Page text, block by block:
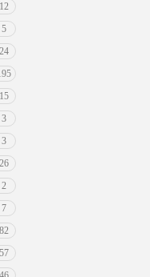
12
5
24
15
3
3
26
2
7
82
57